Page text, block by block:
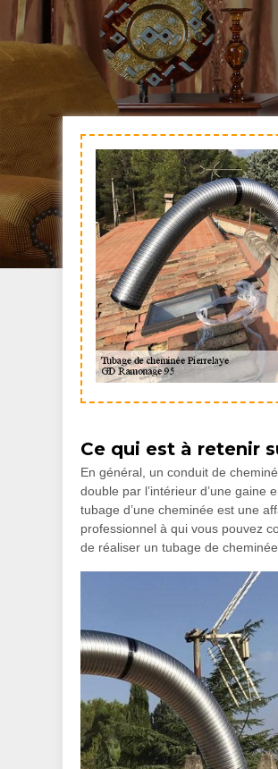
Ce qui est à retenir
En général, un conduit de
double par l’intérieur d’une gaine
tubage d’une cheminée est une
professionnel à qui vous pouvez
de réaliser un tubage de